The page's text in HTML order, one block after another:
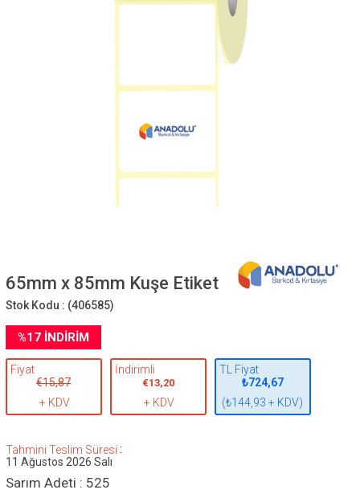
65mm x 85mm Kuşe Etiket
Stok Kodu : (406585)
%17İNDIRIM
Fiyat
€15,87
+ KDV
İndirimli
€13,20
+ KDV
TL Fiyat
₺724,67
(₺144,93 + KDV)
Tahmini Teslim Süresi :
11 Ağustos 2026 Salı
Sarım Adeti : 525